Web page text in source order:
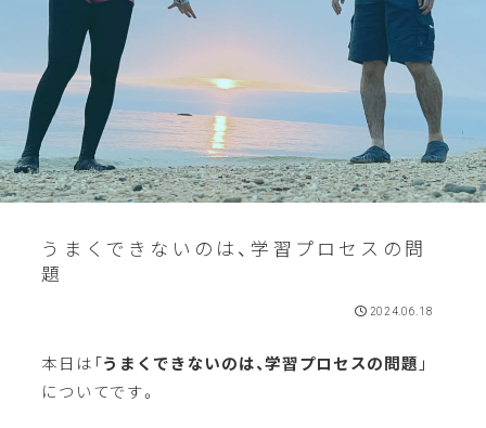
うまくできないのは、学習プロセスの問
題
2024.06.18
本日は「 うまくできないのは、学習プロセスの問題 」
についてです。